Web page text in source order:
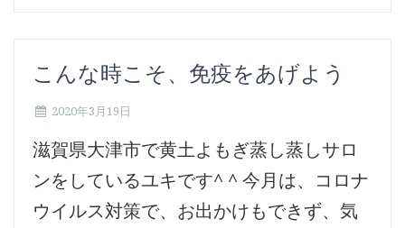
こんな時こそ、免疫をあげよう
2020年3月19日
滋賀県大津市で黄土よもぎ蒸し蒸しサロ
ンをしているユキです^ ^ 今月は、コロナ
ウイルス対策で、お出かけもできず、気